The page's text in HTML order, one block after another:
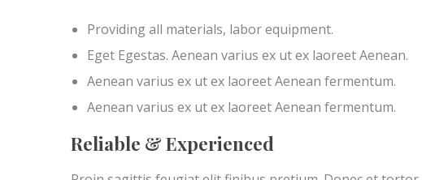
Providing all materials, labor equipment.
Eget Egestas. Aenean varius ex ut ex laoreet Aenean.
Aenean varius ex ut ex laoreet Aenean fermentum.
Aenean varius ex ut ex laoreet Aenean fermentum.
Reliable & Experienced